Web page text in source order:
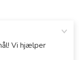
der vises
oplevelse,